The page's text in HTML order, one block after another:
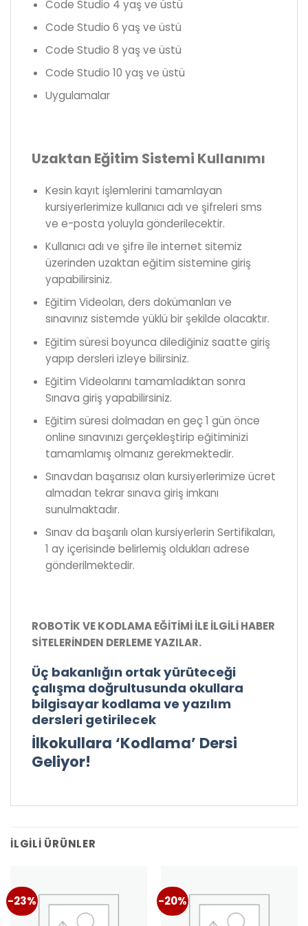
Code Studio 4 yaş ve üstü
Code Studio 6 yaş ve üstü
Code Studio 8 yaş ve üstü
Code Studio 10 yaş ve üstü
Uygulamalar
Uzaktan Eğitim Sistemi Kullanımı
Kesin kayıt işlemlerini tamamlayan
kursiyerlerimize kullanıcı adı ve şifreleri sms
ve e-posta yoluyla gönderilecektir.
Kullanıcı adı ve şifre ile internet sitemiz
üzerinden uzaktan eğitim sistemine giriş
yapabilirsiniz.
Eğitim Videoları, ders dokümanları ve
sınavınız sistemde yüklü bir şekilde olacaktır.
Eğitim süresi boyunca dilediğiniz saatte giriş
yapıp dersleri izleye bilirsiniz.
Eğitim Videolarını tamamladıktan sonra
Sınava giriş yapabilirsiniz.
Eğitim süresi dolmadan en geç 1 gün önce
online sınavınızı gerçekleştirip eğitiminizi
tamamlamış olmanız gerekmektedir.
Sınavdan başarısız olan kursiyerlerimize ücret
almadan tekrar sınava giriş imkanı
sunulmaktadır.
Sınav da başarılı olan kursiyerlerin Sertifikaları,
1 ay içerisinde belirlemiş oldukları adrese
gönderilmektedir.
ROBOTİK VE KODLAMA EĞİTİMİ İLE İLGİLİ HABER
SİTELERİNDEN DERLEME YAZILAR.
Üç bakanlığın ortak yürüteceği
çalışma doğrultusunda okullara
bilgisayar kodlama ve yazılım
dersleri getirilecek
İlkokullara ‘Kodlama’ Dersi
Geliyor!
İLGILI ÜRÜNLER
-23% -20%